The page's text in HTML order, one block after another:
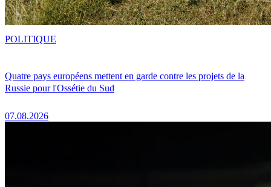
Quatre pays européens mettent en garde contre les projets de la
Russie pour l'Ossétie du Sud
07.08.2026
POLITIQUE